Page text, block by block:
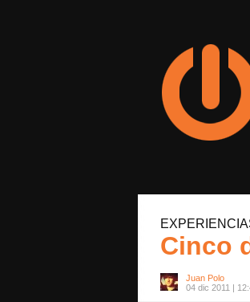
Cinco
Juan Polo
04 dic 2011 |